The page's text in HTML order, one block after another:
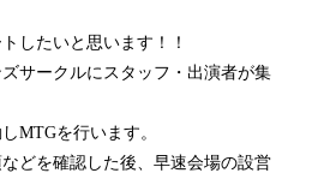
したいと思います！！
サークルにスタッフ・出演者が集
MTGを行います。
どを確認した後、早速会場の設営